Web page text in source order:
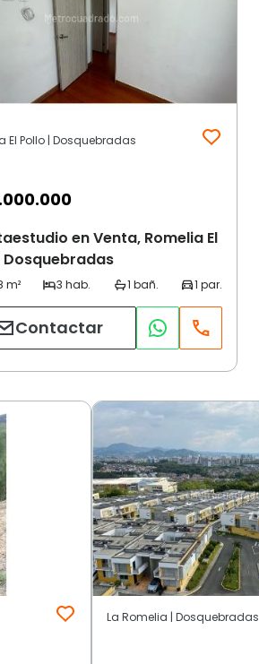
El Pollo | Dosquebradas
en Venta, Romelia El
Dosquebradas
Contactar
La Romelia | Dosquebradas